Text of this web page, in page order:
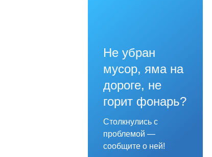
Не убран
мусор, яма на
дороге, не
горит фонарь?
Столкнулись с
проблемой —
сообщите о ней!